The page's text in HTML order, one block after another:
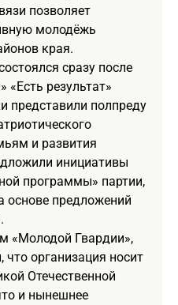
позволяет
молодёжь
края.
сразу после
результат»
представили полпреду
и развития
инициативы
программы» партии,
основе предложений
«Молодой Гвардии»,
организация носит
Отечественной
и нынешнее